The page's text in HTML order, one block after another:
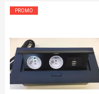
PROMO